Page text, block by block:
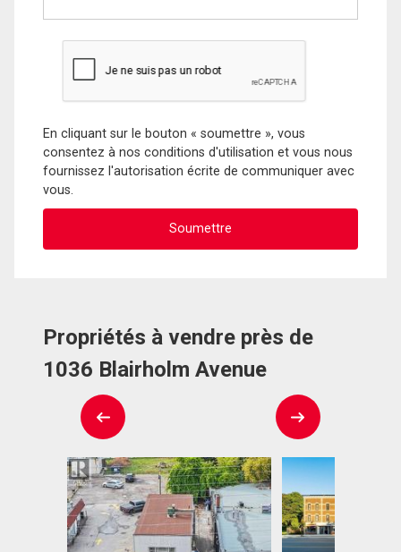
En cliquant sur le bouton « soumettre », vous
consentez à nos conditions d'utilisation et vous nous
fournissez l'autorisation écrite de communiquer avec
vous.
Propriétés à vendre près de
1036 Blairholm Avenue